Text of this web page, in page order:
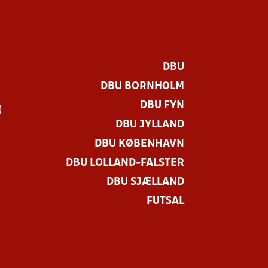
DBU
DBU BORNHOLM
DBU FYN
DBU JYLLAND
DBU KØBENHAVN
DBU LOLLAND-FALSTER
DBU SJÆLLAND
FUTSAL